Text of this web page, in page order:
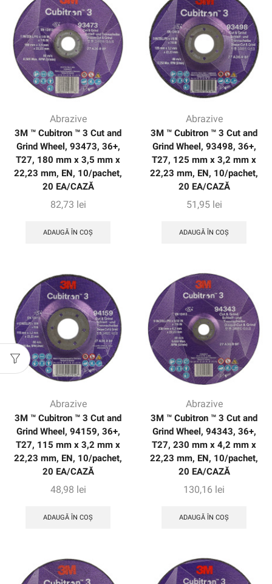
Abrazive
3M ™ Cubitron ™ 3 Cut and
Grind Wheel, 93473, 36+,
T27, 180 mm x 3,5 mm x
22,23 mm, EN, 10/pachet,
20 EA/CAZĂ
82,73 lei
ADAUGĂ ÎN COȘ
Abrazive
3M ™ Cubitron ™ 3 Cut and
Grind Wheel, 93498, 36+,
T27, 125 mm x 3,2 mm x
22,23 mm, EN, 10/pachet,
20 EA/CAZĂ
51,95 lei
ADAUGĂ ÎN COȘ
Abrazive
3M ™ Cubitron ™ 3 Cut and
Grind Wheel, 94159, 36+,
T27, 115 mm x 3,2 mm x
22,23 mm, EN, 10/pachet,
20 EA/CAZĂ
48,98 lei
ADAUGĂ ÎN COȘ
Abrazive
3M ™ Cubitron ™ 3 Cut and
Grind Wheel, 94343, 36+,
T27, 230 mm x 4,2 mm x
22,23 mm, EN, 10/pachet,
20 EA/CAZĂ
130,16 lei
ADAUGĂ ÎN COȘ